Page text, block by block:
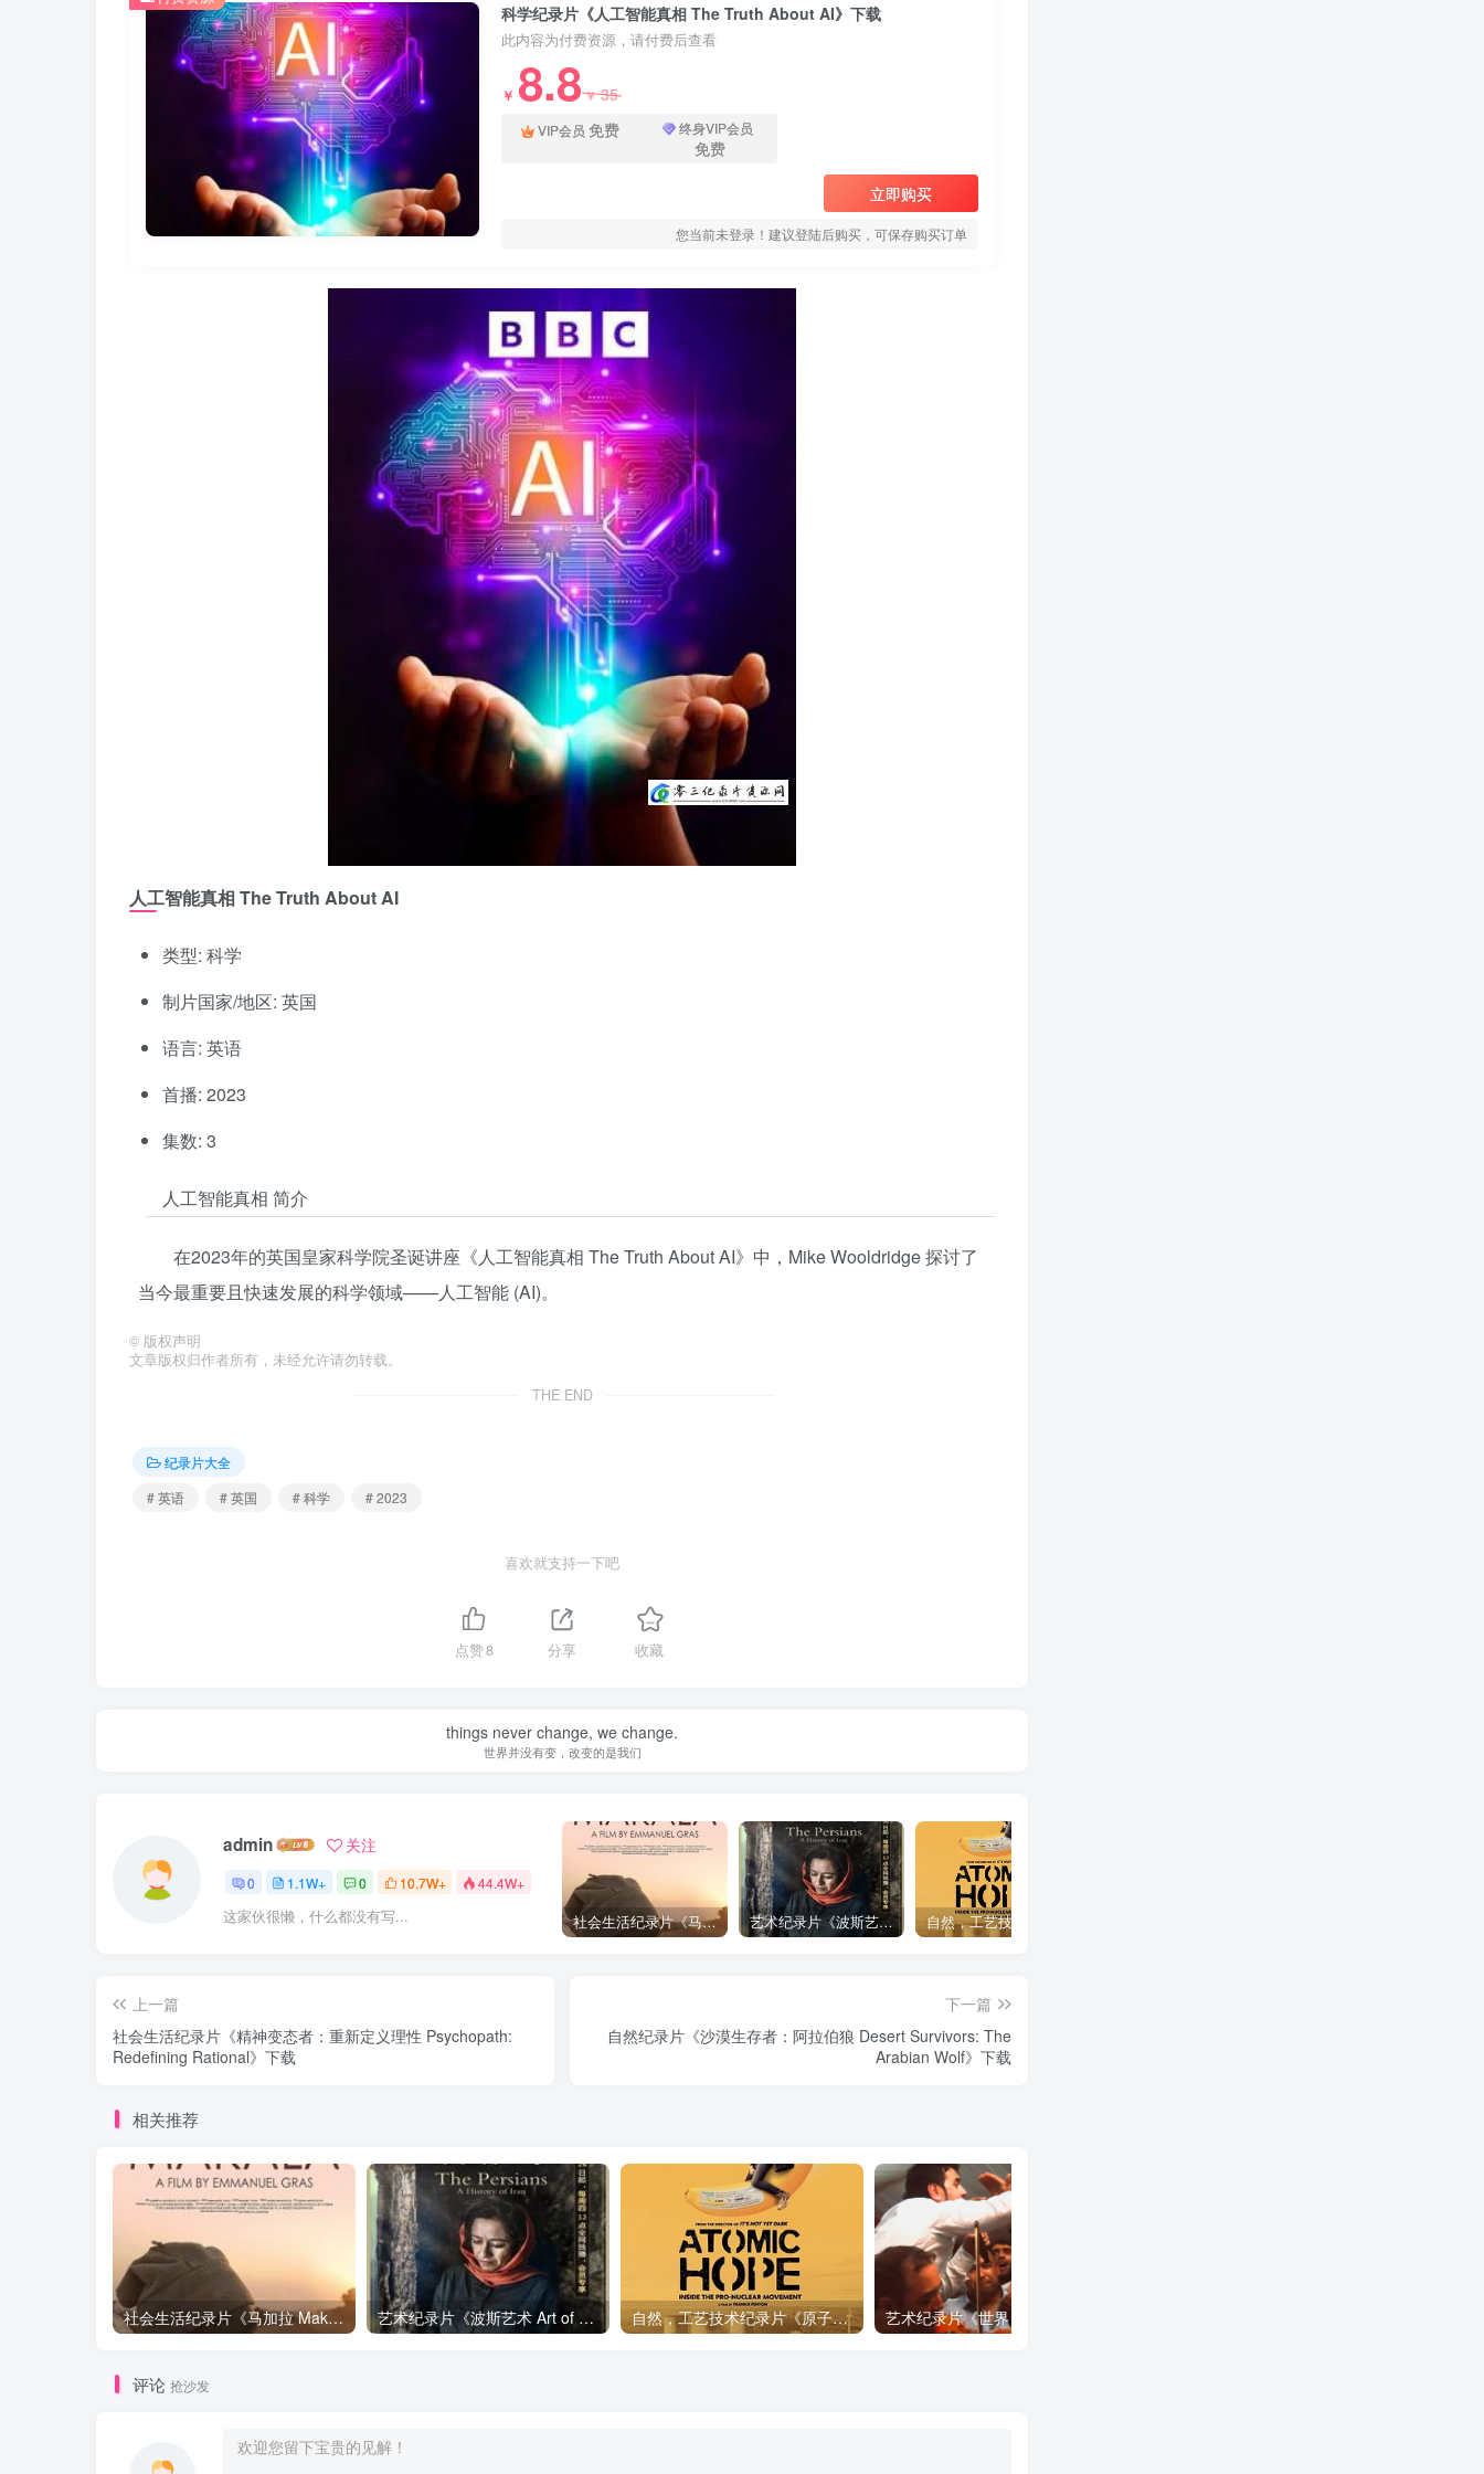
科学纪录片《人工智能真相 The Truth About AI》下载
此内容为付费资源，请付费后查看
￥ 8.8￥35
VIP会员 免费 终身VIP会员
免费
立即购买
您当前未登录！建议登陆后购买，可保存购买订单
人工智能真相 The Truth About AI
类型: 科学
制片国家/地区: 英国
语言: 英语
首播: 2023
集数: 3
人工智能真相 简介
在2023年的英国皇家科学院圣诞讲座《人工智能真相 The Truth About AI》中，Mike Wooldridge 探讨了
当今最重要且快速发展的科学领域——人工智能 (AI)。
© 版权声明
文章版权归作者所有，未经允许请勿转载。
THE END
纪录片大全
# 英语
# 英国 # 科学 # 2023
喜欢就支持一下吧
点赞8 分享 收藏
things never change, we change.
世界并没有变，改变的是我们
admin 关注
0 1.1W+ 0 10.7W+ 44.4W+
这家伙很懒，什么都没有写... 社会生活纪录片《马加拉 Makala》下载 艺术纪录片《波斯艺术 Art of Persia》下载
上一篇
社会生活纪录片《精神变态者：重新定义理性 Psychopath:
Redefining Rational》下载
下一篇
自然纪录片《沙漠生存者：阿拉伯狼 Desert Survivors: The
Arabian Wolf》下载
相关推荐
社会生活纪录片《马加拉 Makala》下载 艺术纪录片《波斯艺术 Art of Persia》下载 自然，工艺技术纪录片《原子能的希望 Atomic Hope – Inside the Pro-Nuclear Movement》下载
评论 抢沙发